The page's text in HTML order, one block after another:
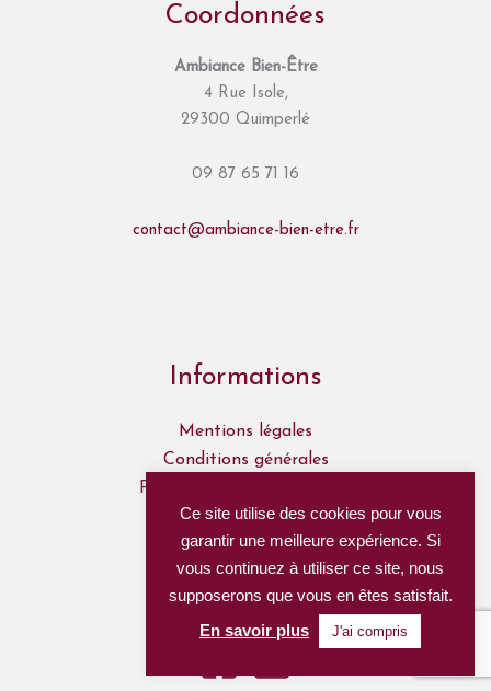
Coordonnées
Ambiance Bien-Être
4 Rue Isole,
29300 Quimperlé
09 87 65 71 16
contact@ambiance-bien-etre.fr
Informations
Mentions légales
Conditions générales
Politique de confidentialité
Mon Compte
Mes commandes
Nous suivre
Ce site utilise des cookies pour vous
garantir une meilleure expérience. Si
vous continuez à utiliser ce site, nous
supposerons que vous en êtes satisfait.
En savoir plus
J'ai compris